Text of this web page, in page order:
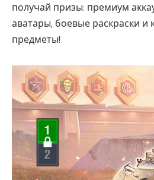
получай призы: премиум
аватары, боевые раскраски и
предметы!